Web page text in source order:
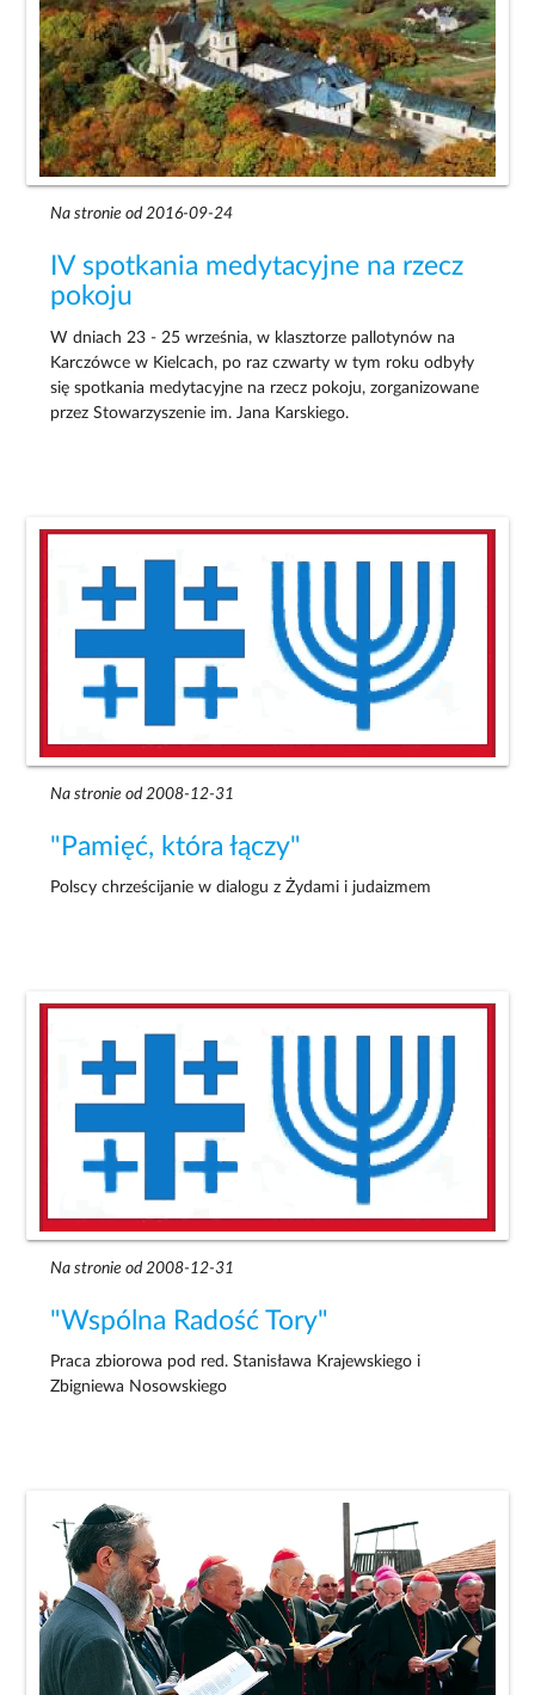
Na stronie od 2016-09-24
IV spotkania medytacyjne na rzecz
pokoju
W dniach 23 - 25 września, w klasztorze pallotynów na
Karczówce w Kielcach, po raz czwarty w tym roku odbyły
się spotkania medytacyjne na rzecz pokoju, zorganizowane
przez Stowarzyszenie im. Jana Karskiego.
Na stronie od 2008-12-31
"Pamięć, która łączy"
Polscy chrześcijanie w dialogu z Żydami i judaizmem
Na stronie od 2008-12-31
"Wspólna Radość Tory"
Praca zbiorowa pod red. Stanisława Krajewskiego i
Zbigniewa Nosowskiego